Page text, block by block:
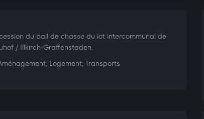
du bail de chasse du lot intercommunal de
/ Illkirch-Graffenstaden.
Logement, Transports